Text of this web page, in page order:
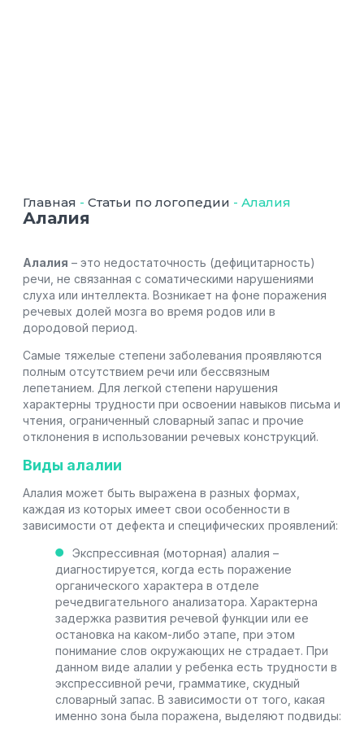
Главная - Статьи по логопедии - Алалия
Алалия
Алалия – это недостаточность (дефицитарность)
речи, не связанная с соматическими нарушениями
слуха или интеллекта. Возникает на фоне поражения
речевых долей мозга во время родов или в
дородовой период.
Самые тяжелые степени заболевания проявляются
полным отсутствием речи или бессвязным
лепетанием. Для легкой степени нарушения
характерны трудности при освоении навыков письма и
чтения, ограниченный словарный запас и прочие
отклонения в использовании речевых конструкций.
Виды алалии
Алалия может быть выражена в разных формах,
каждая из которых имеет свои особенности в
зависимости от дефекта и специфических проявлений:
Экспрессивная (моторная) алалия –
диагностируется, когда есть поражение
органического характера в отделе
речедвигательного анализатора. Характерна
задержка развития речевой функции или ее
остановка на каком-либо этапе, при этом
понимание слов окружающих не страдает. При
данном виде алалии у ребенка есть трудности в
экспрессивной речи, грамматике, скудный
словарный запас. В зависимости от того, какая
именно зона была поражена, выделяют подвиды: